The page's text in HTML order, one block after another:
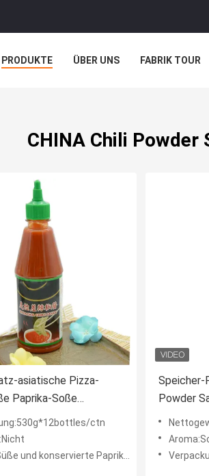
PRODUKTE ÜBER UNS FABRIK TOUR
CHINA Chili Powder
asiatische Pizza-
Paprika-Soße
ctn
und konservierte Paprikaaromen
Speicher-
Powder